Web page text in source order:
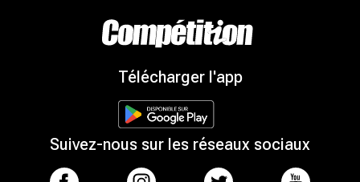
Télécharger l'app
Suivez-nous sur les réseaux sociaux